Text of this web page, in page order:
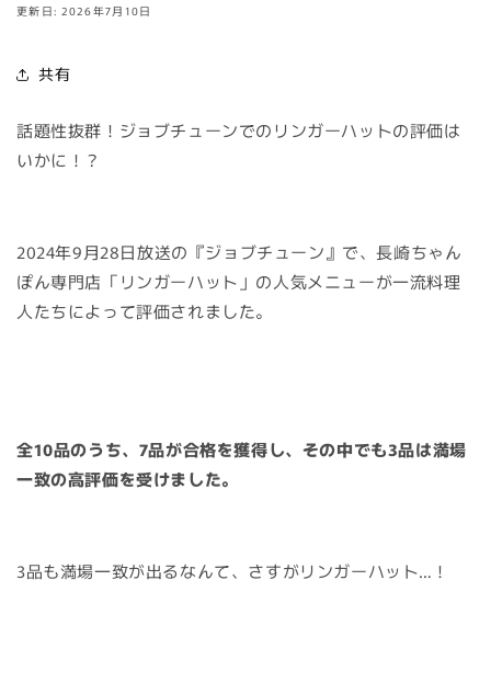
更新日: 2026年7月10日
共有
話題性抜群！ジョブチューンでのリンガーハットの評価は
いかに！？
2024年9月28日放送の『ジョブチューン』で、長崎ちゃん
ぽん専門店「リンガーハット」の人気メニューが一流料理
人たちによって評価されました。
全10品のうち、7品が合格を獲得し、その中でも3品は満場
一致の高評価を受けました。
3品も満場一致が出るなんて、さすがリンガーハット…！